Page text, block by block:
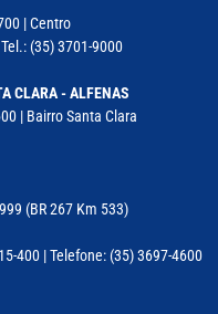
| Centro
(35) 3701-9000
CLARA - ALFENAS
| Bairro Santa Clara
(BR 267 Km 533)
400 | Telefone: (35) 3697-4600